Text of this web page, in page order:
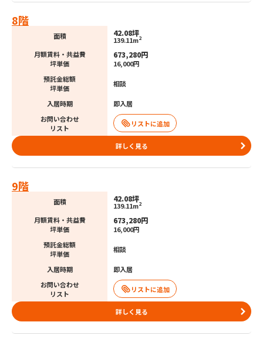
8階
面積 42.08坪
139.11m2
月額賃料・共益費
坪単価
673,280円
16,000円
預託金総額
坪単価
相談
入居時期
即入居
お問い合わせ
リスト
詳しく見る
9階
面積 42.08坪
139.11m2
月額賃料・共益費
坪単価
673,280円
16,000円
預託金総額
坪単価
相談
入居時期
即入居
お問い合わせ
リスト
詳しく見る